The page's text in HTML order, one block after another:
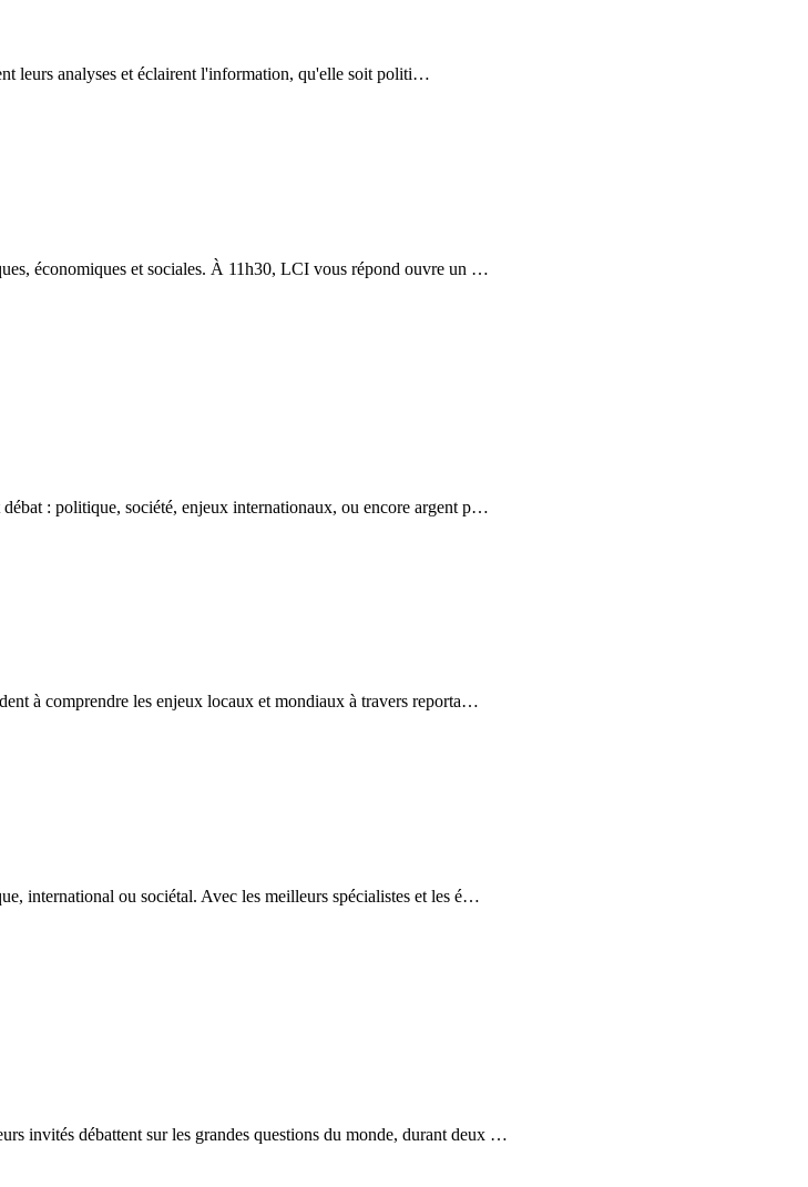
leurs analyses et éclairent l'information, qu'elle soit politi…
économiques et sociales. À 11h30, LCI vous répond ouvre un …
: politique, société, enjeux internationaux, ou encore argent p…
à comprendre les enjeux locaux et mondiaux à travers reporta…
international ou sociétal. Avec les meilleurs spécialistes et les é…
invités débattent sur les grandes questions du monde, durant deux …